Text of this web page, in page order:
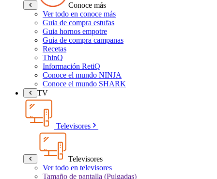
Conoce más
Ver todo en conoce más
Guia de compra estufas
Guia hornos empotre
Guia de compra campanas
Recetas
ThinQ
Información RetiQ
Conoce el mundo NINJA
Conoce el mundo SHARK
TV
Televisores
Televisores
Ver todo en televisores
Tamaño de pantalla (Pulgadas)